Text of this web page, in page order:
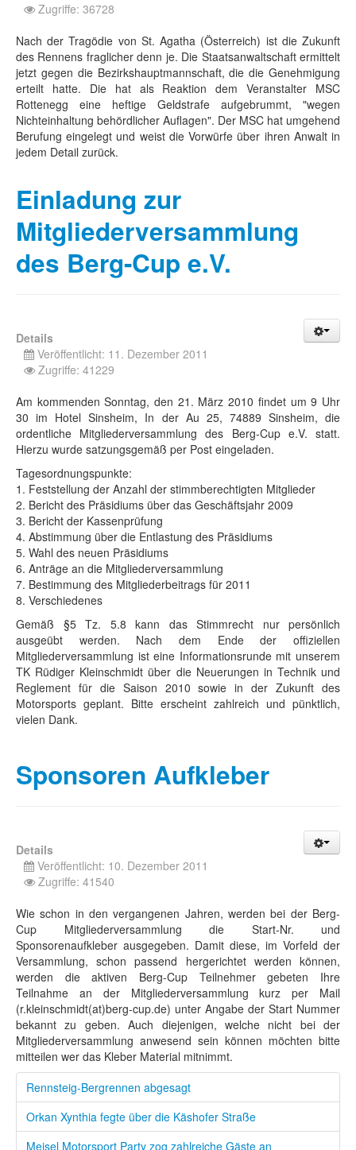
Zugriffe: 36728
Nach der Tragödie von St. Agatha (Österreich) ist die Zukunft
des Rennens fraglicher denn je. Die Staatsanwaltschaft ermittelt
jetzt gegen die Bezirkshauptmannschaft, die die Genehmigung
erteilt hatte. Die hat als Reaktion dem Veranstalter MSC
Rottenegg eine heftige Geldstrafe aufgebrummt, "wegen
Nichteinhaltung behördlicher Auflagen". Der MSC hat umgehend
Berufung eingelegt und weist die Vorwürfe über ihren Anwalt in
jedem Detail zurück.
Einladung zur
Mitgliederversammlung
des Berg-Cup e.V.
Details
Veröffentlicht: 11. Dezember 2011
Zugriffe: 41229
Am kommenden Sonntag, den 21. März 2010 findet um 9 Uhr
30 im Hotel Sinsheim, In der Au 25, 74889 Sinsheim, die
ordentliche Mitgliederversammlung des Berg-Cup e.V. statt.
Hierzu wurde satzungsgemäß per Post eingeladen.
Tagesordnungspunkte:
1. Feststellung der Anzahl der stimmberechtigten Mitglieder
2. Bericht des Präsidiums über das Geschäftsjahr 2009
3. Bericht der Kassenprüfung
4. Abstimmung über die Entlastung des Präsidiums
5. Wahl des neuen Präsidiums
6. Anträge an die Mitgliederversammlung
7. Bestimmung des Mitgliederbeitrags für 2011
8. Verschiedenes
Gemäß §5 Tz. 5.8 kann das Stimmrecht nur persönlich
ausgeübt werden. Nach dem Ende der offiziellen
Mitgliederversammlung ist eine Informationsrunde mit unserem
TK Rüdiger Kleinschmidt über die Neuerungen in Technik und
Reglement für die Saison 2010 sowie in der Zukunft des
Motorsports geplant. Bitte erscheint zahlreich und pünktlich,
vielen Dank.
Sponsoren Aufkleber
Details
Veröffentlicht: 10. Dezember 2011
Zugriffe: 41540
Wie schon in den vergangenen Jahren, werden bei der Berg-
Cup Mitgliederversammlung die Start-Nr. und
Sponsorenaufkleber ausgegeben. Damit diese, im Vorfeld der
Versammlung, schon passend hergerichtet werden können,
werden die aktiven Berg-Cup Teilnehmer gebeten Ihre
Teilnahme an der Mitgliederversammlung kurz per Mail
(r.kleinschmidt(at)berg-cup.de) unter Angabe der Start Nummer
bekannt zu geben. Auch diejenigen, welche nicht bei der
Mitgliederversammlung anwesend sein können möchten bitte
mitteilen wer das Kleber Material mitnimmt.
Rennsteig-Bergrennen abgesagt
Orkan Xynthia fegte über die Käshofer Straße
Meisel Motorsport Party zog zahlreiche Gäste an